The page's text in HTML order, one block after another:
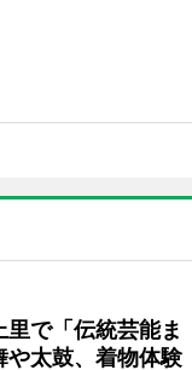
で「伝統芸能ま
太鼓、着物体験